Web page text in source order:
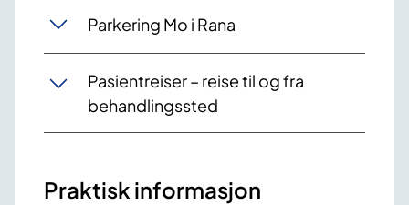
Parkering Mo i Rana
​Pasientreiser – reise til og fra
behandlingssted
Praktisk informasjon